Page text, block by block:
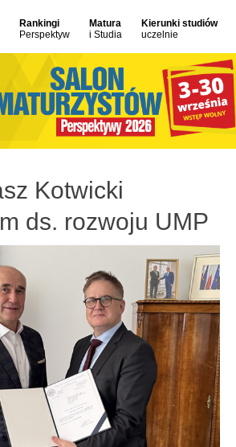
Rankingi
Perspektyw
Matura
i Studia
Kierunki studiów
uczelnie
Kotwicki
ds. rozwoju UMP